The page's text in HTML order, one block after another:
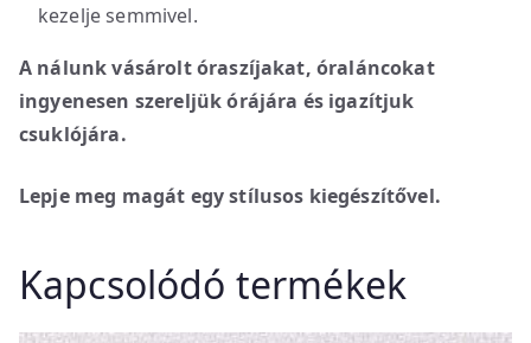
kezelje semmivel.
A nálunk vásárolt óraszíjakat, óraláncokat
ingyenesen szereljük órájára és igazítjuk
csuklójára.
Lepje meg magát egy stílusos kiegészítővel.
Kapcsolódó termékek